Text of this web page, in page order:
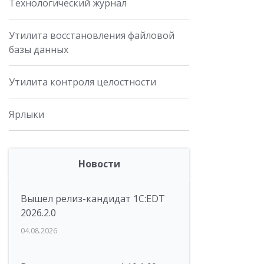
Технологический журнал
Утилита восстановления файловой
базы данных
Утилита контроля целостности
Ярлыки
Новости
Вышел релиз-кандидат 1C:EDT
2026.2.0
04.08.2026